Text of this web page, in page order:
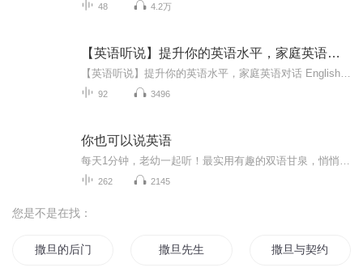
48 4.2万
【英语听说】提升你的英语水平，家庭英语对话
92 3496
你也可以说英语
262 2145
您是不是在找：
撒旦的后门 撒旦先生 撒旦与契约